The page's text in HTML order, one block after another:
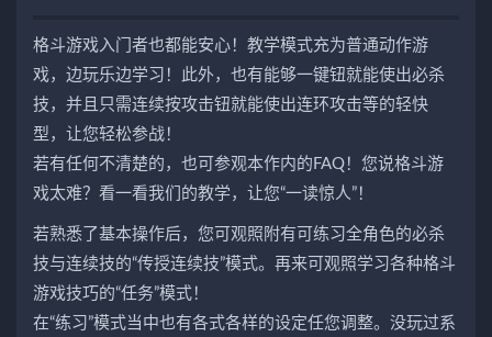
格斗游戏入门者也都能安心！教学模式充为普通动作游
戏，边玩乐边学习！此外，也有能够一键钮就能使出必杀
技，并且只需连续按攻击钮就能使出连环攻击等的轻快
型，让您轻松参战！
若有任何不清楚的，也可参观本作内的FAQ！您说格斗游
戏太难？看一看我们的教学，让您“一读惊人”！
若熟悉了基本操作后，您可观照附有可练习全角色的必杀
技与连续技的“传授连续技”模式。再来可观照学习各种格斗
游戏技巧的“任务”模式！
在“练习”模式当中也有各式各样的设定任您调整。没玩过系